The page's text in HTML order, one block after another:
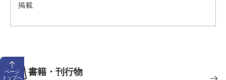
掲載
ページ
トップへ
書籍・刊行物